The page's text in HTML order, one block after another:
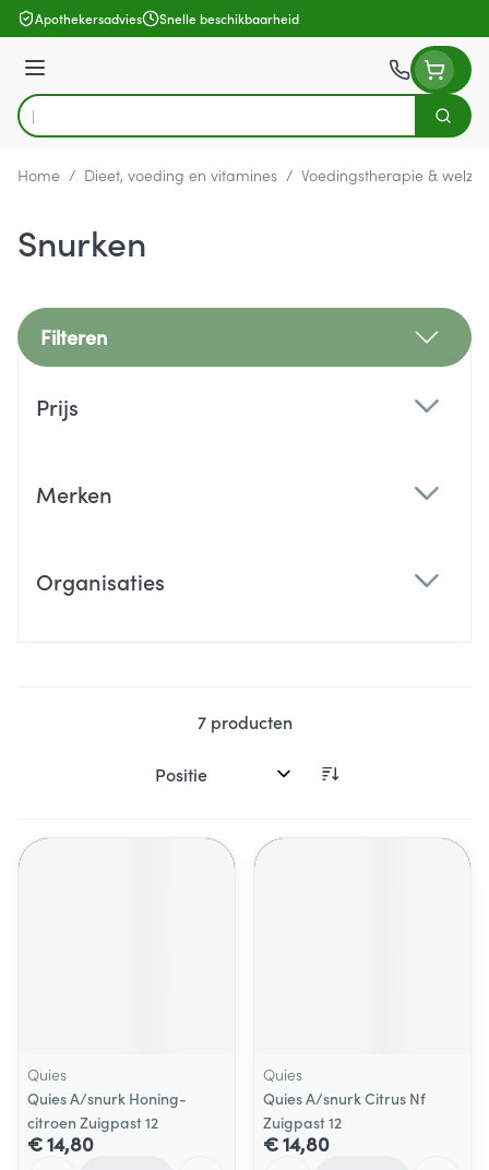
Ga naar de inhoud
Apothekersadvies Snelle beschikbaarheid
Menu
Product, merk, categorie...
Zoek
Home / Dieet, voeding en vitamines / Voedingstherapie & welzijn
Snurken
Filteren
Prijs
Merken
Organisaties
7producten
Sorteer op:
Quies
Quies A/snurk Honing-
citroen Zuigpast 12
€ 14,80
Quies
Quies A/snurk Citrus Nf
Zuigpast 12
€ 14,80